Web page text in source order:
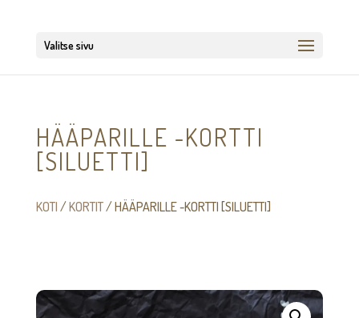
Valitse sivu
HÄÄPARILLE -KORTTI
[SILUETTI]
KOTI /KORTIT/ HÄÄPARILLE -KORTTI [SILUETTI]